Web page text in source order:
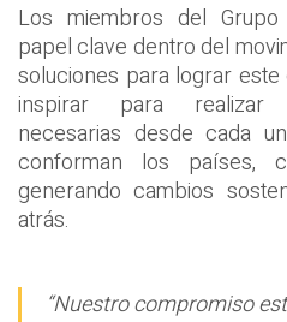
Los miembros del
papel clave dentro del
soluciones para lograr
inspirar para realizar
necesarias desde cada
conforman los países,
generando cambios
atrás.
“Nuestro compromiso